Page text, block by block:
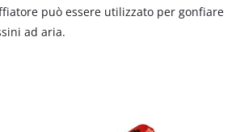
può essere utilizzato per gonfiare
ad aria.